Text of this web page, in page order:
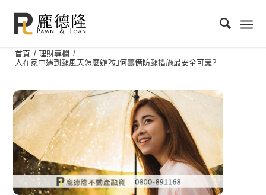
首頁 / 理財專欄 /
人在家中遇到颱風天怎麼辦?如何籌備防颱措施最安全可靠?...